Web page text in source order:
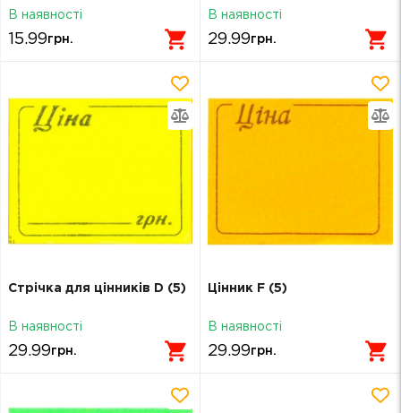
намотка жовтий
В наявності
15.99грн.
біла
В наявності
29.99грн.
Стрічка для цінників D (5)
В наявності
29.99грн.
Цінник F (5)
В наявності
29.99грн.